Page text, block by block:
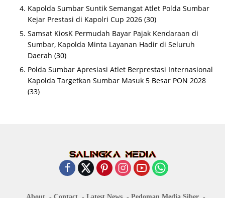
Kapolda Sumbar Suntik Semangat Atlet Polda Sumbar
Kejar Prestasi di Kapolri Cup 2026 (30)
Samsat KiosK Permudah Bayar Pajak Kendaraan di
Sumbar, Kapolda Minta Layanan Hadir di Seluruh
Daerah (30)
Polda Sumbar Apresiasi Atlet Berprestasi Internasional
Kapolda Targetkan Sumbar Masuk 5 Besar PON 2028
(33)